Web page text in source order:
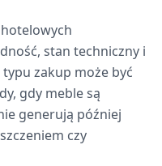
, stan techniczny i
typu zakup może być
gdy meble są
generują później
czy